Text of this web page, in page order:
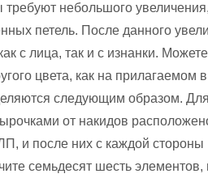
требуют небольшого
петель. После данного
с лица, так и с изнанки.
цвета, как на прилагаемом
следующим образом.
от накидов
и после них с каждой
семьдесят шесть